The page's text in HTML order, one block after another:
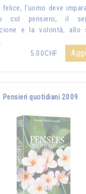
felice, l’uomo deve
col pensiero, il
e la volontà, allo
5.00CHF
Pensieri quotidiani 2009